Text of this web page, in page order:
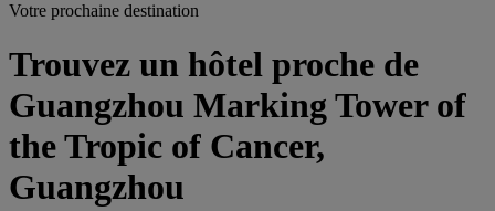
Votre prochaine destination
Trouvez un hôtel proche de
Guangzhou Marking Tower of
the Tropic of Cancer,
Guangzhou